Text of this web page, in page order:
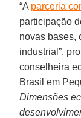
“A parceria
participação
novas bases,
industrial”,
conselheira
Brasil em
Dimensões